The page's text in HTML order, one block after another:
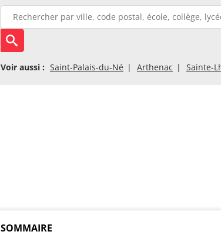
Voir aussi : Saint-Palais-du-Né Arthenac Sainte-
SOMMAIRE